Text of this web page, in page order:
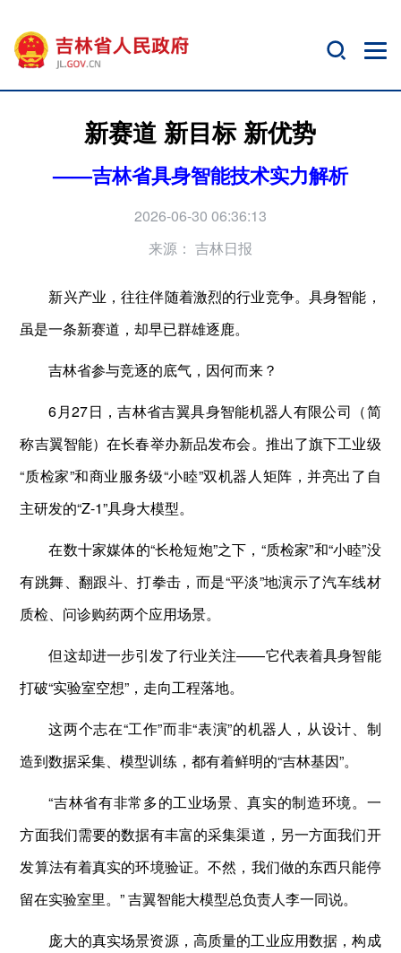
新赛道 新目标 新优势
——吉林省具身智能技术实力解析
2026-06-30 06:36:13
来源： 吉林日报
新兴产业，往往伴随着激烈的行业竞争。具身智能，
虽是一条新赛道，却早已群雄逐鹿。
吉林省参与竞逐的底气，因何而来？
6月27日，吉林省吉翼具身智能机器人有限公司（简
称吉翼智能）在长春举办新品发布会。推出了旗下工业级
“质检家”和商业服务级“小睦”双机器人矩阵，并亮出了自
主研发的“Z-1”具身大模型。
在数十家媒体的“长枪短炮”之下，“质检家”和“小睦”没
有跳舞、翻跟斗、打拳击，而是“平淡”地演示了汽车线材
质检、问诊购药两个应用场景。
但这却进一步引发了行业关注——它代表着具身智能
打破“实验室空想”，走向工程落地。
这两个志在“工作”而非“表演”的机器人，从设计、制
造到数据采集、模型训练，都有着鲜明的“吉林基因”。
“吉林省有非常多的工业场景、真实的制造环境。一
方面我们需要的数据有丰富的采集渠道，另一方面我们开
发算法有着真实的环境验证。不然，我们做的东西只能停
留在实验室里。” 吉翼智能大模型总负责人李一同说。
庞大的真实场景资源，高质量的工业应用数据，构成